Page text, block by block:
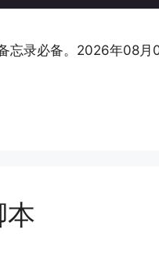
忘录必备。2026年08
本